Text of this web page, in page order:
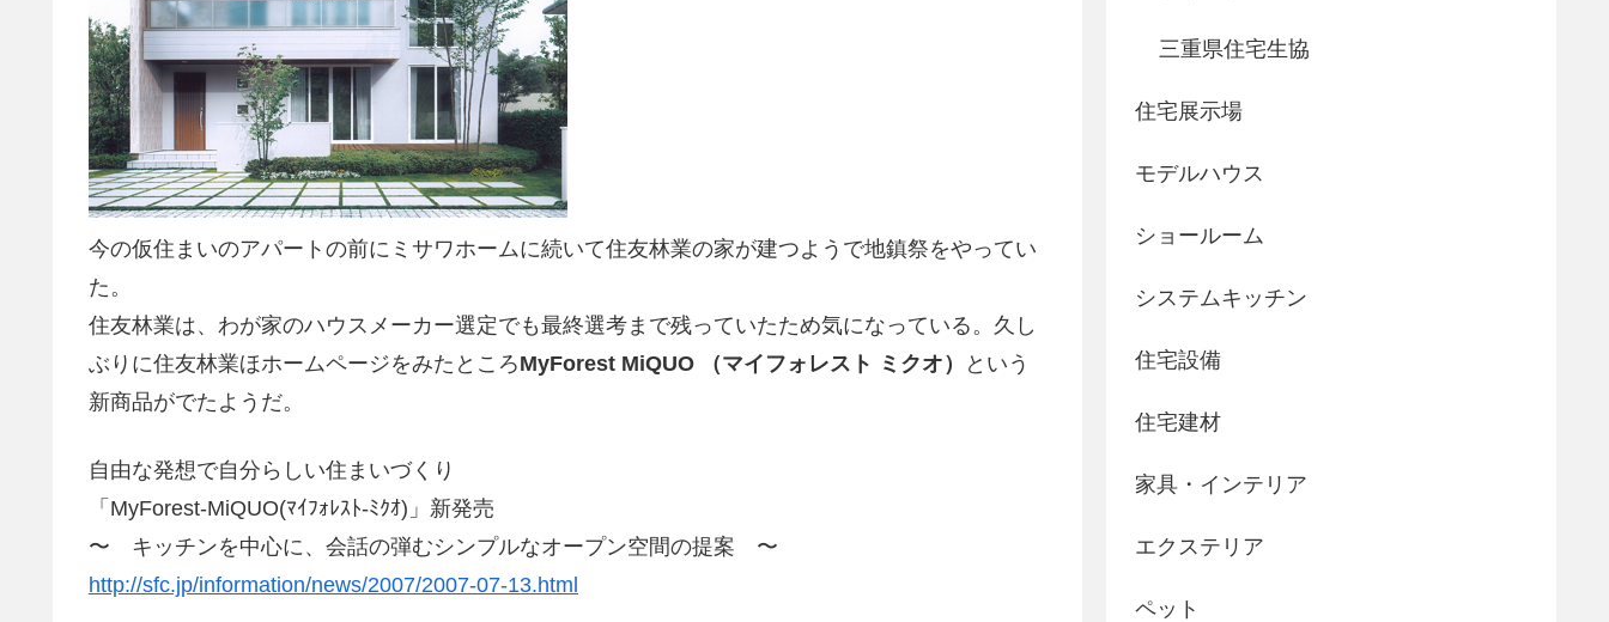
今の仮住まいのアパートの前にミサワホームに続いて住友林業の家が建つようで地鎮祭をやってい
た。
住友林業は、わが家のハウスメーカー選定でも最終選考まで残っていたため気になっている。久し
ぶりに住友林業ほホームページをみたところMyForest MiQUO （マイフォレスト ミクオ）
という
新商品がでたようだ。
自由な発想で自分らしい住まいづくり
「MyForest-MiQUO(ﾏｲﾌｫﾚｽﾄ-ﾐｸｵ)」新発売
〜 キッチンを中心に、会話の弾むシンプルなオープン空間の提案 〜
http://sfc.jp/information/news/2007/2007-07-13.html
三重県住宅生協
住宅展示場
モデルハウス
ショールーム
システムキッチン
住宅設備
住宅建材
家具・インテリア
エクステリア
ペット